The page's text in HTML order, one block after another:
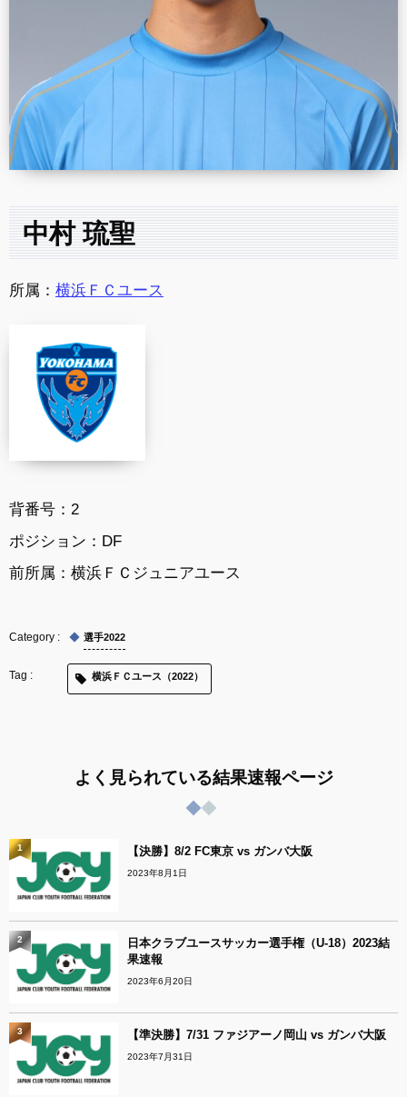
中村 琉聖
所属： 横浜ＦＣユース
背番号：2
ポジション：DF
前所属： 横浜ＦＣジュニアユース
選手2022
横浜ＦＣユース（2022）
よく見られている結果速報ページ
【決勝】8/2 FC東京 vs ガンバ大阪
2023年8月1日
1
日本クラブユースサッカー選手権（U-18）2023結
果速報
2023年6月20日
2
【準決勝】7/31 ファジアーノ岡山 vs ガンバ大阪
2023年7月31日
3